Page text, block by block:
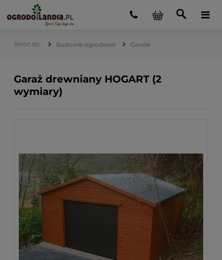
Budowle ogrodowe Garaże
Garaż drewniany HOGART (2
wymiary)